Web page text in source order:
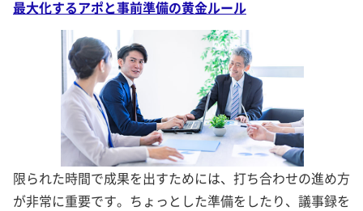
最大化するアポと事前準備の黄金ルール
限られた時間で成果を出すためには、打ち合わせの進め方
が非常に重要です。ちょっとした準備をしたり、議事録を